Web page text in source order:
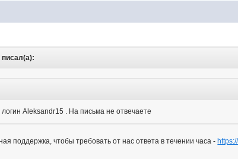
Aleksandr15 . На письма не отвечаете
поддержка, чтобы требовать от нас ответа в течении часа -